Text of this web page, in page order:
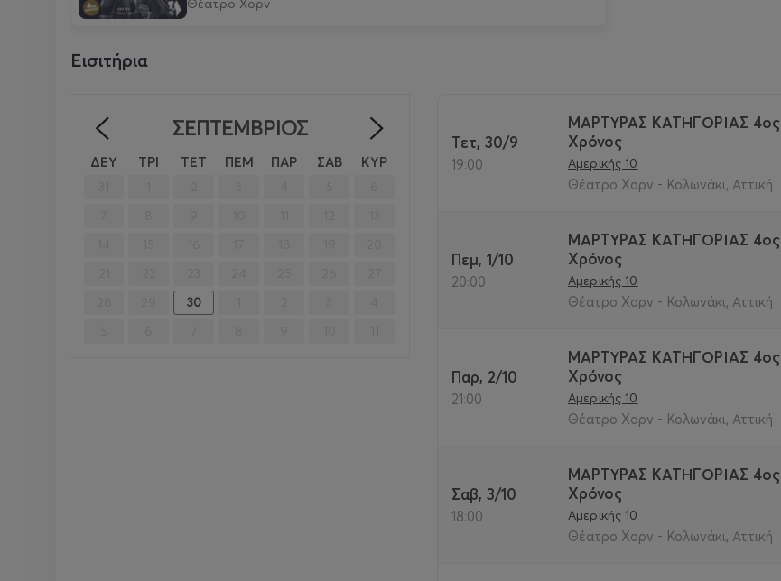
Θέατρο Χορν
Εισιτήρια
ΣΕΠΤΈΜΒΡΙΟΣ
ΔΕΥ ΤΡΙ ΤΕΤ ΠΕΜ ΠΑΡ ΣΑΒ ΚΥΡ
30
Τετ, 30/9
19:00
ΜΑΡΤΥΡΑΣ ΚΑΤΗΓΟΡΙΑΣ 4ος
Χρόνος
Αμερικής 10
Θέατρο Χορν - Κολωνάκι, Αττική
Πεμ, 1/10
20:00
ΜΑΡΤΥΡΑΣ ΚΑΤΗΓΟΡΙΑΣ 4ος
Χρόνος
Αμερικής 10
Θέατρο Χορν - Κολωνάκι, Αττική
Παρ, 2/10
21:00
ΜΑΡΤΥΡΑΣ ΚΑΤΗΓΟΡΙΑΣ 4ος
Χρόνος
Αμερικής 10
Θέατρο Χορν - Κολωνάκι, Αττική
Σαβ, 3/10
18:00
ΜΑΡΤΥΡΑΣ ΚΑΤΗΓΟΡΙΑΣ 4ος
Χρόνος
Αμερικής 10
Θέατρο Χορν - Κολωνάκι, Αττική